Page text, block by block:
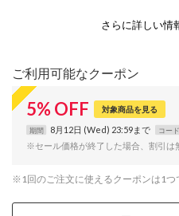
さらに詳しい情
ご利用可能なクーポン
5% OFF 対象商品を見る
期間 8月12日 (Wed) 23:59まで コード
※セール価格が終了した場合、割引は
※1回のご注文に使えるクーポンは1つ